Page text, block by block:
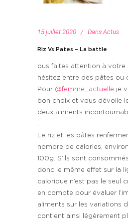
15 juillet 2020 Dans Actus
Riz Vs Pates – La battle
ous faites attention à votre
hésitez entre des pâtes ou
Pour @femme_actuelle je
bon choix et vous dévoile
deux aliments
.
Le riz et les pâtes
nombre de calories,
100g. S’ils sont
donc le même effet sur la
calorique n’est pas le seul
en compte pour évaluer
aliments sur les variations
contient ainsi légèrement